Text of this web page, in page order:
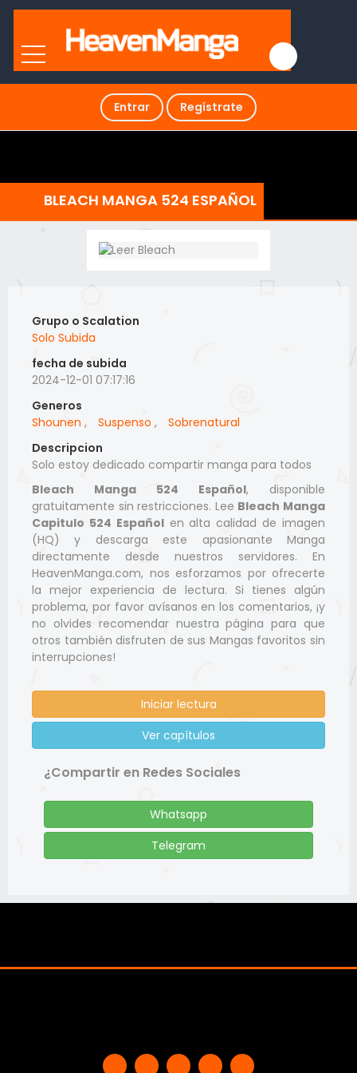
Entrar Regístrate
BLEACH MANGA 524 ESPAÑOL
Grupo o Scalation
Solo Subida
fecha de subida
2024-12-01 07:17:16
Generos
Shounen , Suspenso ,
Sobrenatural
Descripcion
Solo estoy dedicado compartir manga para todos
Bleach Manga 524 Español, disponible
gratuitamente sin restricciones. Lee Bleach Manga
Capitulo 524 Españolen alta calidad de imagen
(HQ) y descarga este apasionante Manga
directamente desde nuestros servidores. En
HeavenManga.com, nos esforzamos por ofrecerte
la mejor experiencia de lectura. Si tienes algún
problema, por favor avísanos en los comentarios, ¡y
no olvides recomendar nuestra página para que
otros también disfruten de sus Mangas favoritos sin
interrupciones!
Iniciar lectura
Ver capítulos
¿Compartir en Redes Sociales
Whatsapp
Telegram